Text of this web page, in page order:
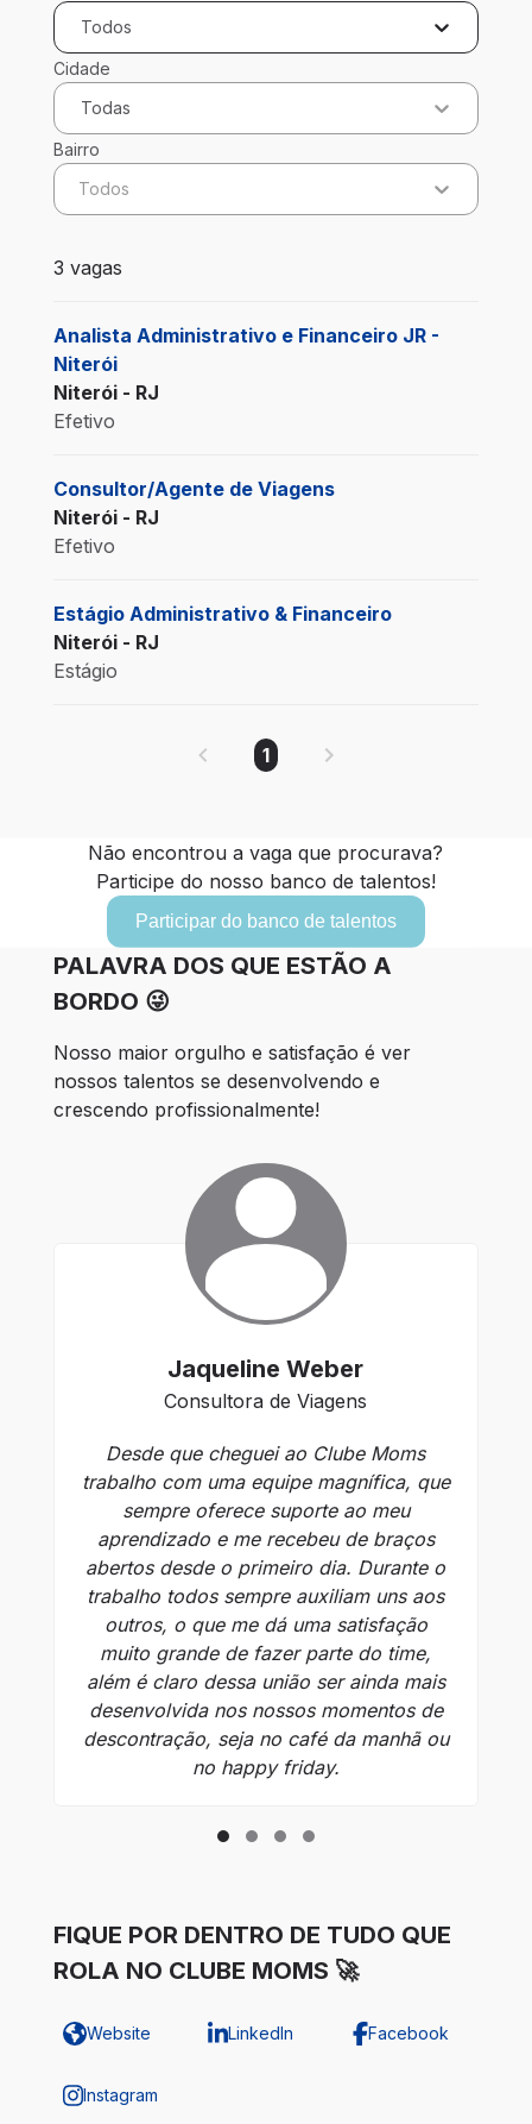
Todos
Cidade
Todas
Bairro
Todos
3 vagas encontradas para 0 filtros aplicados
3 vagas
Analista Administrativo e Financeiro JR -
Niterói
Niterói - RJ
Efetivo
Consultor/Agente de Viagens
Niterói - RJ
Efetivo
Estágio Administrativo & Financeiro
Niterói - RJ
Estágio
1
Não encontrou a vaga que procurava?
Participe do nosso banco de talentos!
Participar do banco de talentos
PALAVRA DOS QUE ESTÃO A
BORDO 😜
Nosso maior orgulho e satisfação é ver
nossos talentos se desenvolvendo e
crescendo profissionalmente!
Jaqueline Weber
Consultora de Viagens
Desde que cheguei ao Clube Moms
trabalho com uma equipe magnífica, que
sempre oferece suporte ao meu
aprendizado e me recebeu de braços
abertos desde o primeiro dia. Durante o
trabalho todos sempre auxiliam uns aos
outros, o que me dá uma satisfação
muito grande de fazer parte do time,
além é claro dessa união ser ainda mais
desenvolvida nos nossos momentos de
descontração, seja no café da manhã ou
no happy friday.
FIQUE POR DENTRO DE TUDO QUE
ROLA NO CLUBE MOMS 🚀
Website LinkedIn Facebook
Instagram